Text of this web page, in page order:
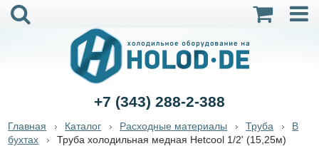
+7 (343) 288-2-388
Главная Каталог Расходные материалы Труба
В
бухтах
Труба холодильная медная Hetcool 1/2' (15,25м)